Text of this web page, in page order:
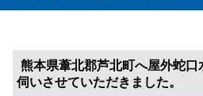
熊本県葦北郡芦北町へ屋外蛇
伺いさせていただきました。